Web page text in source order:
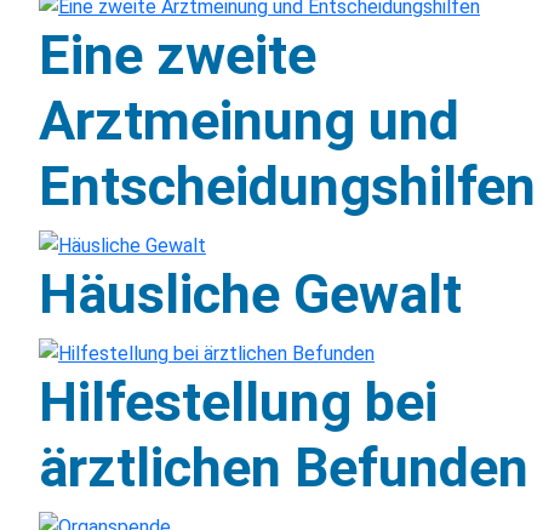
Eine zweite
Arztmeinung und
Entscheidungshilfen
Häusliche Gewalt
Hilfestellung bei
ärztlichen Befunden